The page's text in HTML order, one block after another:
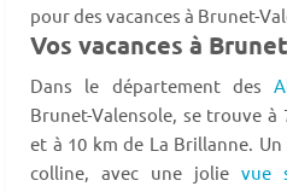
pour des vacances à Brunet-
Vos vacances à
Dans le département des
Brunet-Valensole, se trouve
et à 10 km de La Brillanne.
colline, avec une jolie vue